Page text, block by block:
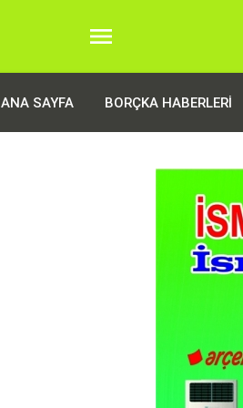

ANA SAYFA BORÇKA HABERLERI